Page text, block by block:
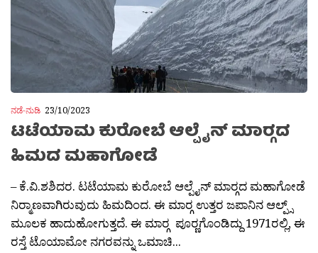
ನಡೆ-ನುಡಿ 23/10/2023
ಟಟೆಯಾಮ ಕುರೋಬೆ ಆಲ್ಪೈನ್ ಮಾರ‍್ಗದ
ಹಿಮದ ಮಹಾಗೋಡೆ
– ಕೆ.ವಿ.ಶಶಿದರ. ಟಟೆಯಾಮ ಕುರೋಬೆ ಆಲ್ಪೈನ್ ಮಾರ‍್ಗದ ಮಹಾಗೋಡೆ
ನಿರ‍್ಮಾಣವಾಗಿರುವುದು ಹಿಮದಿಂದ. ಈ ಮಾರ‍್ಗ ಉತ್ತರ ಜಪಾನಿನ ಆಲ್ಪ್ಸ್
ಮೂಲಕ ಹಾದುಹೋಗುತ್ತದೆ. ಈ ಮಾರ‍್ಗ ಪೂರ‍್ಣಗೊಂಡಿದ್ದು 1971ರಲ್ಲಿ, ಈ
ರಸ್ತೆ ಟೊಯಾಮೋ ನಗರವನ್ನು ಒಮಾಚಿ...